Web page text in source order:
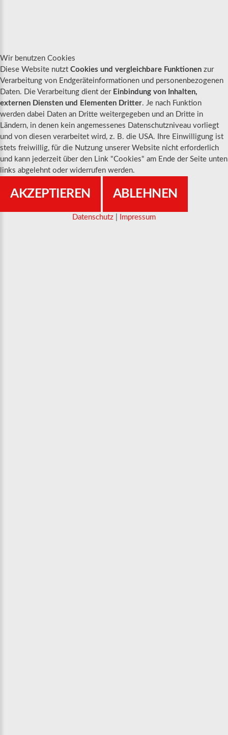
Wir benutzen Cookies
Diese Website nutzt Cookies und vergleichbare Funktionen zur
Verarbeitung von Endgeräteinformationen und personenbezogenen
Daten. Die Verarbeitung dient der Einbindung von Inhalten,
externen Diensten und Elementen Dritter. Je nach Funktion
werden dabei Daten an Dritte weitergegeben und an Dritte in
Ländern, in denen kein angemessenes Datenschutzniveau vorliegt
und von diesen verarbeitet wird, z. B. die USA. Ihre Einwilligung ist
stets freiwillig, für die Nutzung unserer Website nicht erforderlich
und kann jederzeit über den Link "Cookies" am Ende der Seite unten
links abgelehnt oder widerrufen werden.
AKZEPTIEREN ABLEHNEN
Datenschutz Impressum